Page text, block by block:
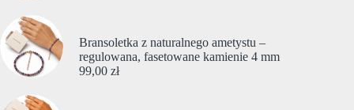
Bransoletka z naturalnego ametystu –
regulowana, fasetowane kamienie 4 mm
99,00 zł